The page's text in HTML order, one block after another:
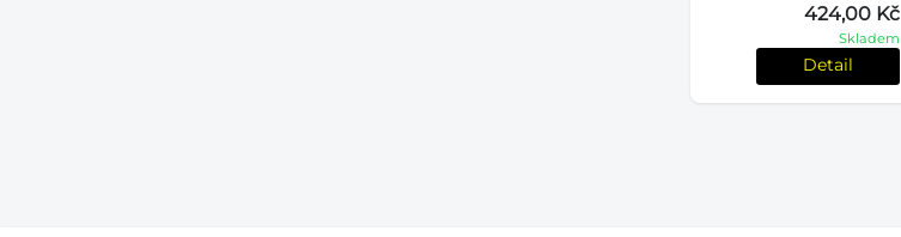
424,00 Kč
Skladem
Detail